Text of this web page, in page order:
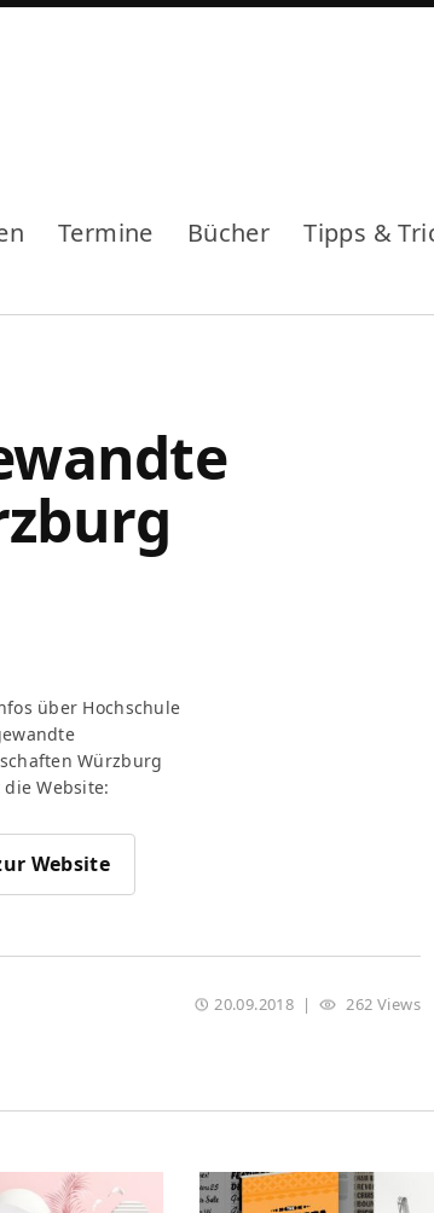
Termine Bücher Tipps &
über Hochschule
Würzburg
Website:
Website
20.09.2018 | 262 Views